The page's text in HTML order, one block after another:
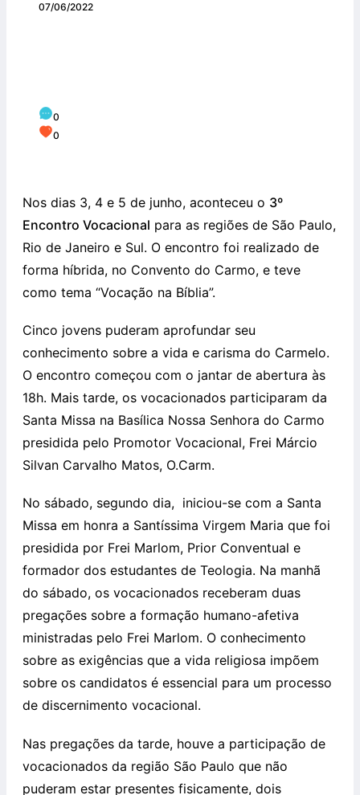
07/06/2022
0
0
Nos dias 3, 4 e 5 de junho, aconteceu o 3º
Encontro Vocacional para as regiões de São Paulo,
Rio de Janeiro e Sul. O encontro foi realizado de
forma híbrida, no Convento do Carmo, e teve
como tema “Vocação na Bíblia”.
Cinco jovens puderam aprofundar seu
conhecimento sobre a vida e carisma do Carmelo.
O encontro começou com o jantar de abertura às
18h. Mais tarde, os vocacionados participaram da
Santa Missa na Basílica Nossa Senhora do Carmo
presidida pelo Promotor Vocacional, Frei Márcio
Silvan Carvalho Matos, O.Carm.
No sábado, segundo dia, iniciou-se com a Santa
Missa em honra a Santíssima Virgem Maria que foi
presidida por Frei Marlom, Prior Conventual e
formador dos estudantes de Teologia. Na manhã
do sábado, os vocacionados receberam duas
pregações sobre a formação humano-afetiva
ministradas pelo Frei Marlom. O conhecimento
sobre as exigências que a vida religiosa impõem
sobre os candidatos é essencial para um processo
de discernimento vocacional.
Nas pregações da tarde, houve a participação de
vocacionados da região São Paulo que não
puderam estar presentes fisicamente, dois